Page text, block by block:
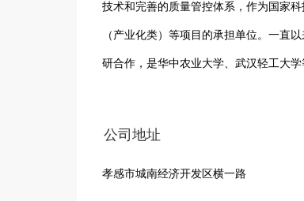
技术和完善的质量管控体系，作为国家
（产业化类）等项目的承担单位。一直
研合作，是华中农业大学、武汉轻工大
定为湖北省隐形冠军培育企业，2019年
公司地址
孝感市城南经济开发区横一路